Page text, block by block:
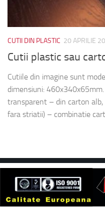
CUTII DIN PLASTIC 20 APRILIE
Cutii plastic sau
Cutiile din imagine sunt
dimensiuni:
transparent – din carton alb,
fara striatii) – combinatie